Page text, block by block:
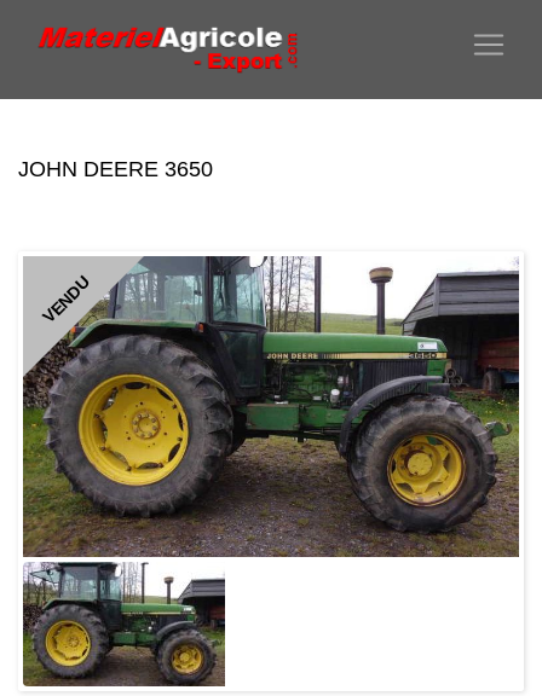
JOHN DEERE 3650
VENDU